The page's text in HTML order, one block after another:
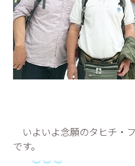
いよいよ念願のタヒチ・
です。